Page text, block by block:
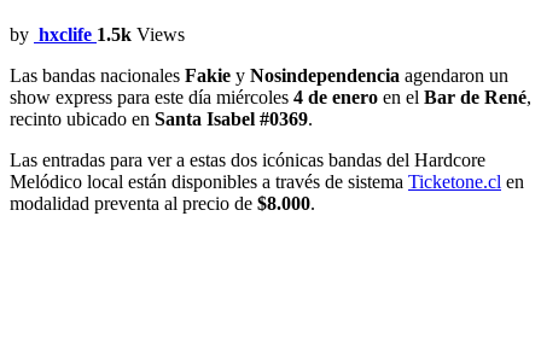
by hxclife 1.5k Views
Las bandas nacionales Fakie y Nosindependencia agendaron un
show express para este día miércoles 4 de enero en el Bar de René,
recinto ubicado en Santa Isabel #0369.
Las entradas para ver a estas dos icónicas bandas del Hardcore
Melódico local están disponibles a través de sistema Ticketone.cl en
modalidad preventa al precio de $8.000.